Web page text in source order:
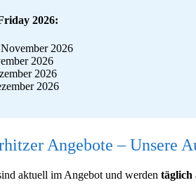
2026:
2026
2026
2026
2026
Angebote – Unsere
aktuell im Angebot und werden täglich